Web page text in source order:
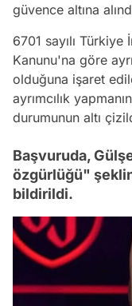
güvence altına
6701 sayılı
Kanunu'na göre
olduğuna işaret
ayrımcılık
durumunun altı
Başvuruda,
özgürlüğü"
bildirildi.